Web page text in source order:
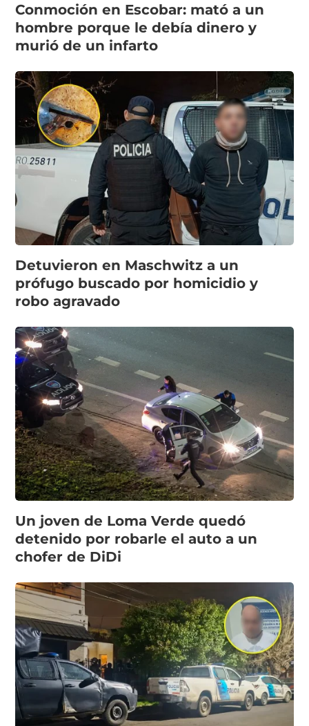
Conmoción en Escobar: mató a un
hombre porque le debía dinero y
murió de un infarto
Detuvieron en Maschwitz a un
prófugo buscado por homicidio y
robo agravado
Un joven de Loma Verde quedó
detenido por robarle el auto a un
chofer de DiDi